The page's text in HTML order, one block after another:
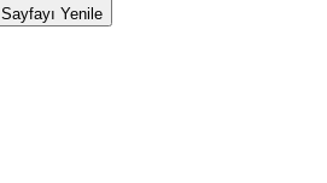
Sayfayı Yenile